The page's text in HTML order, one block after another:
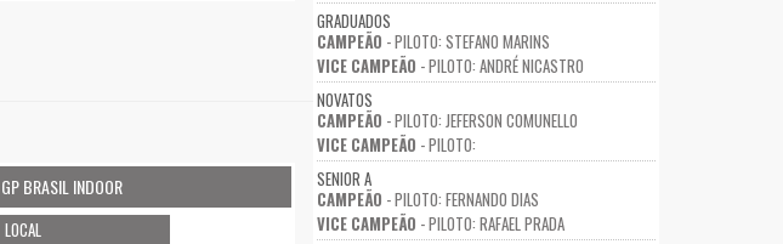
GP BRASIL INDOOR
LOCAL
GRADUADOS
CAMPEÃO - PILOTO: STEFANO MARINS
VICE CAMPEÃO - PILOTO: ANDRÉ NICASTRO
NOVATOS
CAMPEÃO - PILOTO: JEFERSON COMUNELLO
VICE CAMPEÃO - PILOTO:
SENIOR A
CAMPEÃO - PILOTO: FERNANDO DIAS
VICE CAMPEÃO - PILOTO: RAFAEL PRADA